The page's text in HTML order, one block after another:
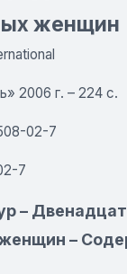
женщин
2006 г. – 224 с.
02-7
7
–
–